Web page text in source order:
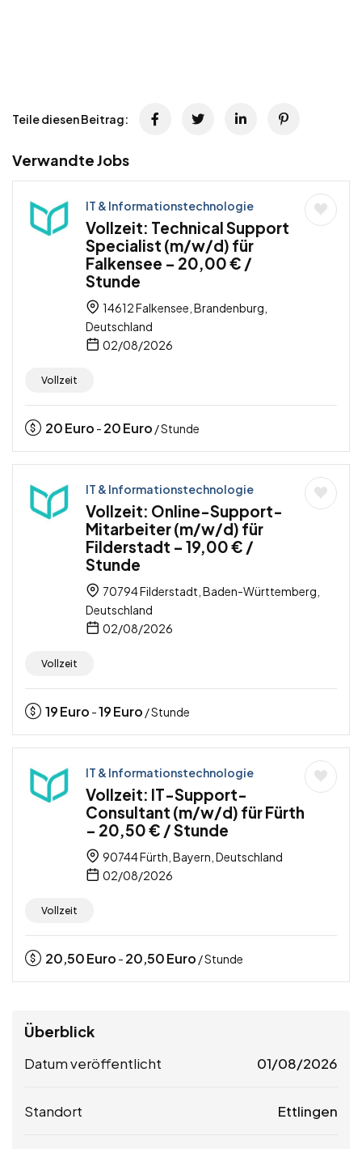
Teile diesen Beitrag:
Verwandte Jobs
IT & Informationstechnologie
Vollzeit: Technical Support
Specialist (m/w/d) für
Falkensee – 20,00 € /
Stunde
14612 Falkensee, Brandenburg,
Deutschland
02/08/2026
Vollzeit
20Euro - 20Euro / Stunde
IT & Informationstechnologie
Vollzeit: Online-Support-
Mitarbeiter (m/w/d) für
Filderstadt – 19,00 € /
Stunde
70794 Filderstadt, Baden-Württemberg,
Deutschland
02/08/2026
Vollzeit
19Euro -19Euro / Stunde
IT & Informationstechnologie
Vollzeit: IT-Support-
Consultant (m/w/d) für Fürth
– 20,50 € / Stunde
90744 Fürth, Bayern, Deutschland
02/08/2026
Vollzeit
20,50Euro - 20,50Euro / Stunde
Überblick
Datum veröffentlicht 01/08/2026
Standort Ettlingen